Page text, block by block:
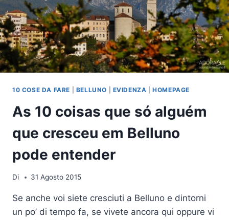
10 COSE DA FARE BELLUNO EVIDENZA |HOMEPAGE
As 10 coisas que só alguém
que cresceu em Belluno
pode entender
Di 31 Agosto 2015
Se anche voi siete cresciuti a Belluno e dintorni
un po’ di tempo fa, se vivete ancora qui oppure vi